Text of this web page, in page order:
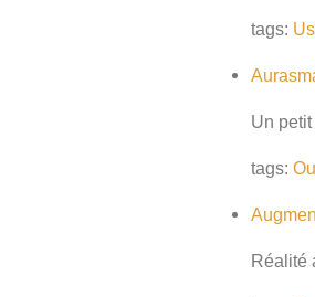
tags:
Un
tags:
Réalité